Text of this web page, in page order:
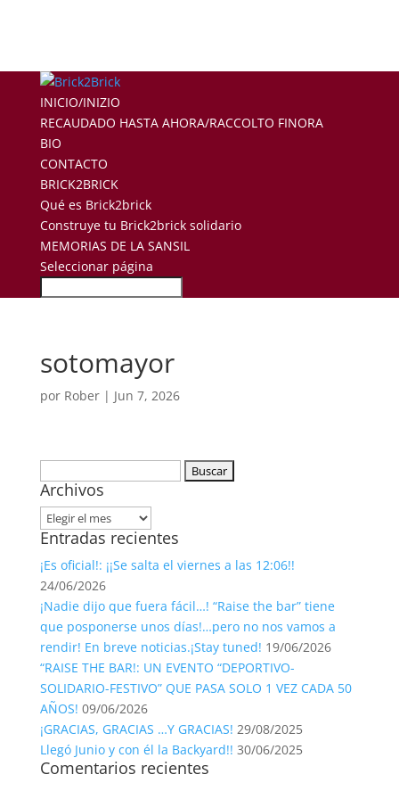
INICIO/INIZIO
RECAUDADO HASTA AHORA/RACCOLTO FINORA
BIO
CONTACTO
BRICK2BRICK
Qué es Brick2brick
Construye tu Brick2brick solidario
MEMORIAS DE LA SANSIL
Seleccionar página
sotomayor
por Rober| Jun 7, 2026
Archivos
Archivos
Entradas recientes
¡Es oficial!: ¡¡Se salta el viernes a las 12:06!!
24/06/2026
¡Nadie dijo que fuera fácil…! “Raise the bar” tiene
que posponerse unos días!…pero no nos vamos a
rendir! En breve noticias.¡Stay tuned! 19/06/2026
“RAISE THE BAR!: UN EVENTO “DEPORTIVO-
SOLIDARIO-FESTIVO” QUE PASA SOLO 1 VEZ CADA 50
AÑOS! 09/06/2026
¡GRACIAS, GRACIAS …Y GRACIAS! 29/08/2025
Llegó Junio y con él la Backyard!! 30/06/2025
Comentarios recientes